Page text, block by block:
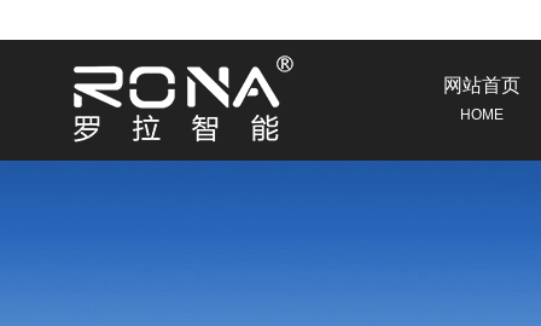
网站首页
HOME